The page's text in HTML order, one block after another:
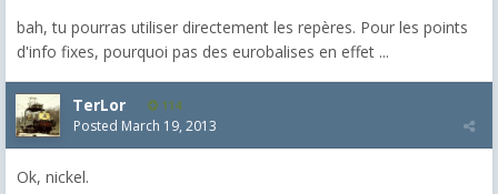
bah, tu pourras utiliser directement les repères. Pour les points
d'info fixes, pourquoi pas des eurobalises en effet ...
TerLor 114
Posted March 19, 2013
Ok, nickel.